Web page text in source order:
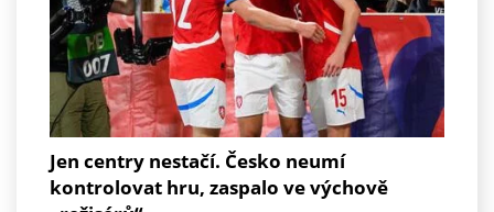
Jen centry nestačí. Česko neumí
kontrolovat hru, zaspalo ve výchově